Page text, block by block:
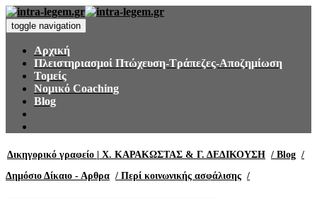
toggle navigation
Αρχική
Πλειστηριασμοί Πτώχευση-Τράπεζες-Αποζημίωση
Τομείς
Νομικό Coaching
Blog
Δικηγορικό γραφείο | Χ. ΚΑΡΑΚΩΣΤΑΣ & Γ. ΔΕΔΙΚΟΥΣΗ / Blog /
Δημόσιο Δίκαιο - Αρθρα / Περί κοινωνικής ασφάλισης /